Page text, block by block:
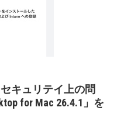
キュリテイ上の問
for Mac 26.4.1」を